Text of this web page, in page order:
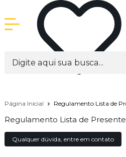
Página Inicial Regulamento Lista de
Regulamento Lista de
Qualquer dúvida, entre em contato